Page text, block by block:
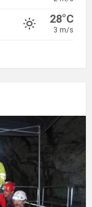
28°C
3 m/s